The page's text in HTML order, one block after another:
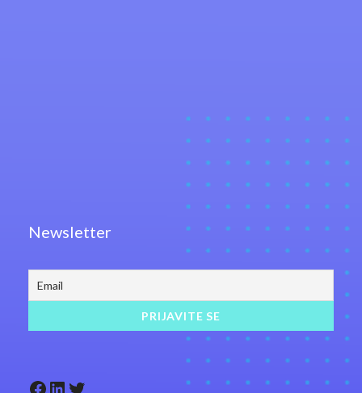
Newsletter
Facebook LinkedIn Twitter